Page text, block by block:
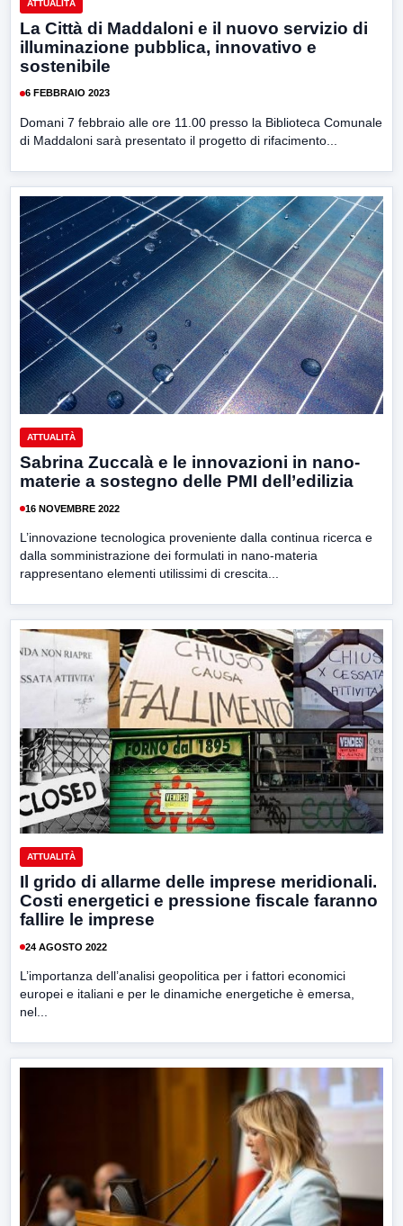
ATTUALITÀ
La Città di Maddaloni e il nuovo servizio di
illuminazione pubblica, innovativo e
sostenibile
6 FEBBRAIO 2023
Domani 7 febbraio alle ore 11.00 presso la Biblioteca Comunale
di Maddaloni sarà presentato il progetto di rifacimento...
ATTUALITÀ
Sabrina Zuccalà e le innovazioni in nano-
materie a sostegno delle PMI dell’edilizia
16 NOVEMBRE 2022
L’innovazione tecnologica proveniente dalla continua ricerca e
dalla somministrazione dei formulati in nano-materia
rappresentano elementi utilissimi di crescita...
ATTUALITÀ
Il grido di allarme delle imprese meridionali.
Costi energetici e pressione fiscale faranno
fallire le imprese
24 AGOSTO 2022
L’importanza dell’analisi geopolitica per i fattori economici
europei e italiani e per le dinamiche energetiche è emersa,
nel...